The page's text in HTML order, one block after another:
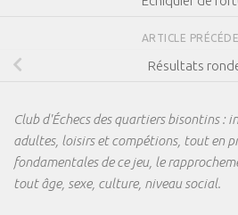
ARTICLE
Résultats
Club d'Échecs des quartiers bisontins :
adultes, loisirs et compétions, tout en
fondamentales de ce jeu, le
tout âge, sexe, culture, niveau social.